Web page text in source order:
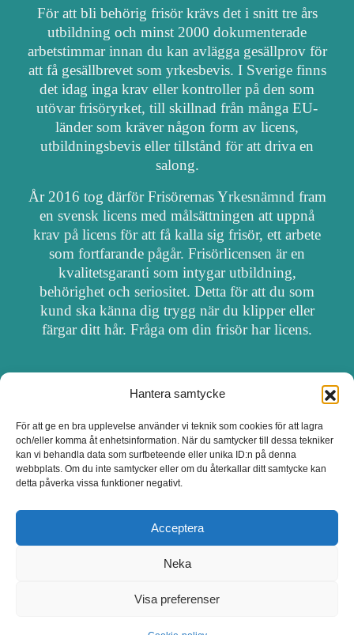
Hantera samtycke
För att ge en bra upplevelse använder vi teknik som cookies för att lagra
och/eller komma åt enhetsinformation. När du samtycker till dessa tekniker
kan vi behandla data som surfbeteende eller unika ID:n på denna
webbplats. Om du inte samtycker eller om du återkallar ditt samtycke kan
detta påverka vissa funktioner negativt.
Acceptera
Neka
Visa preferenser
För att bli behörig frisör krävs det i snitt tre års
utbildning och minst 2000 dokumenterade
arbetstimmar innan du kan avlägga gesällprov för
att få gesällbrevet som yrkesbevis. I Sverige finns
det idag inga krav eller kontroller på den som
utövar frisöryrket, till skillnad från många EU-
länder som kräver någon form av licens,
utbildningsbevis eller tillstånd för att driva en
salong.
År 2016 tog därför Frisörernas Yrkesnämnd fram
en svensk licens med målsättningen att uppnå
krav på licens för att få kalla sig frisör, ett arbete
som fortfarande pågår. Frisörlicensen är en
kvalitetsgaranti som intygar utbildning,
behörighet och seriositet. Detta för att du som
kund ska känna dig trygg när du klipper eller
färgar ditt hår. Fråga om din frisör har licens.
OM FRISÖRSÖK
UPPDATERA SALONG